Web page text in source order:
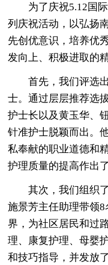
为了庆祝5.12国际
列庆祝活动，以弘扬
先创优意识，培养优
发向上、积极进取的
首先，我们评选出
士。通过层层推荐选
护士长以及黄玉华、
针准护士脱颖而出。
私奉献的职业道德和
护理质量的提高作出
其次，我们组织了
施景芳主任助理带领
界，为社区居民和过
理、康复护理、母婴
和技巧指导，并发放